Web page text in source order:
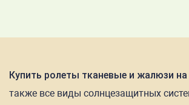
Купить ролеты тканевые и жалюзи
также все виды солнцезащитных